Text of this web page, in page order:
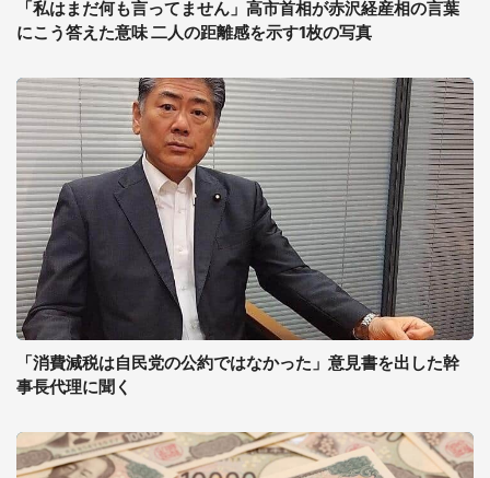
「私はまだ何も言ってません」高市首相が赤沢経産相の言葉
にこう答えた意味 二人の距離感を示す1枚の写真
「消費減税は自民党の公約ではなかった」意見書を出した幹
事長代理に聞く